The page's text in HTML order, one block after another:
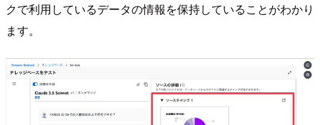
クで利用しているデータの情報を保持していることがわかり
ます。